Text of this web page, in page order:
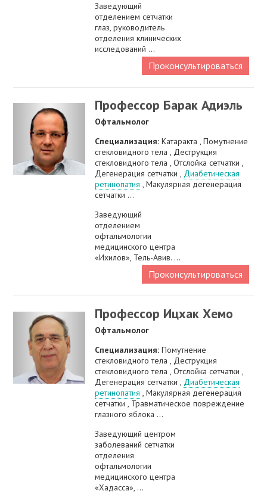
Заведующий
отделением сетчатки
глаз, руководитель
отделения клинических
исследований ...
Проконсультироваться
Профессор Барак Адиэль
Офтальмолог
Специализация:Катаракта , Помутнение
стекловидного тела , Деструкция
стекловидного тела , Отслойка сетчатки ,
Дегенерация сетчатки , Диабетическая
ретинопатия , Макулярная дегенерация
сетчатки ...
Заведующий
отделением
офтальмологии
медицинского центра
«Ихилов», Тель-Авив. ...
Проконсультироваться
Профессор Ицхак Хемо
Офтальмолог
Специализация:Помутнение
стекловидного тела , Деструкция
стекловидного тела , Отслойка сетчатки ,
Дегенерация сетчатки , Диабетическая
ретинопатия , Макулярная дегенерация
сетчатки , Травматическое повреждение
глазного яблока ...
Заведующий центром
заболеваний сетчатки
отделения
офтальмологии
медицинского центра
«Хадасса», ...